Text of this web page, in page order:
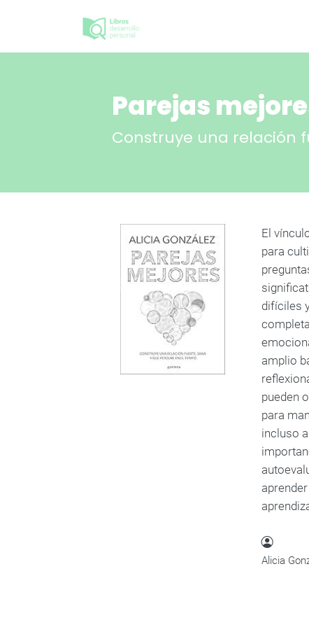
Parejas
Construye una relación
El
para
difíciles
amplio
pueden
para
incluso
Alicia